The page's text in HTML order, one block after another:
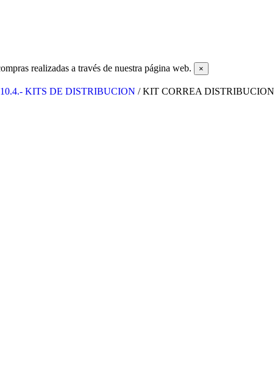
realizadas a través de nuestra página web. ×
KITS DE DISTRIBUCION / KIT CORREA